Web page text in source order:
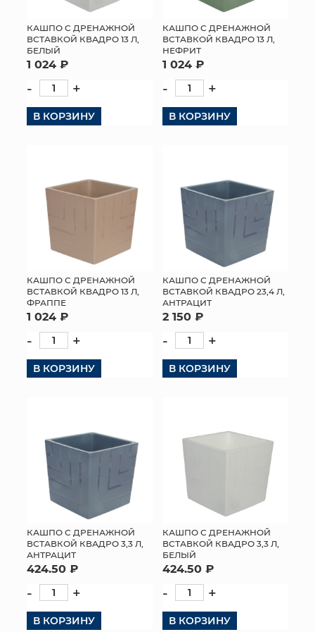
КАШПО С ДРЕНАЖНОЙ
ВСТАВКОЙ КВАДРО 13 Л,
БЕЛЫЙ
1 024 ₽
- +
В КОРЗИНУ
КАШПО С ДРЕНАЖНОЙ
ВСТАВКОЙ КВАДРО 13 Л,
НЕФРИТ
1 024 ₽
- +
В КОРЗИНУ
КАШПО С ДРЕНАЖНОЙ
ВСТАВКОЙ КВАДРО 13 Л,
ФРАППЕ
1 024 ₽
- +
В КОРЗИНУ
КАШПО С ДРЕНАЖНОЙ
ВСТАВКОЙ КВАДРО 23,4 Л,
АНТРАЦИТ
2 150 ₽
- +
В КОРЗИНУ
КАШПО С ДРЕНАЖНОЙ
ВСТАВКОЙ КВАДРО 3,3 Л,
АНТРАЦИТ
424.50 ₽
- +
В КОРЗИНУ
КАШПО С ДРЕНАЖНОЙ
ВСТАВКОЙ КВАДРО 3,3 Л,
БЕЛЫЙ
424.50 ₽
- +
В КОРЗИНУ